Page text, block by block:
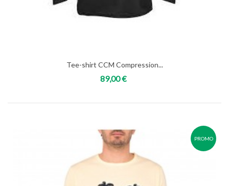
Tee-shirt CCM Compression...
89,00 €
PROMO